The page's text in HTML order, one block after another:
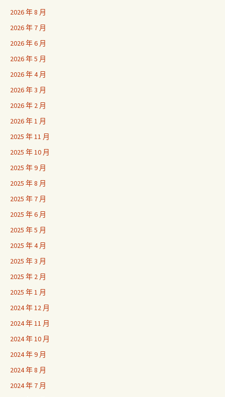
2026 年 8 月
2026 年 7 月
2026 年 6 月
2026 年 5 月
2026 年 4 月
2026 年 3 月
2026 年 2 月
2026 年 1 月
2025 年 11 月
2025 年 10 月
2025 年 9 月
2025 年 8 月
2025 年 7 月
2025 年 6 月
2025 年 5 月
2025 年 4 月
2025 年 3 月
2025 年 2 月
2025 年 1 月
2024 年 12 月
2024 年 11 月
2024 年 10 月
2024 年 9 月
2024 年 8 月
2024 年 7 月